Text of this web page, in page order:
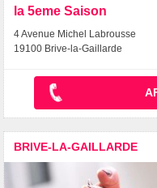
la 5eme Saison
4 Avenue Michel Labrousse
19100 Brive-la-Gaillarde
BRIVE-LA-GAILLARDE